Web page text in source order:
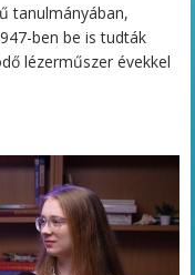
tanulmányában,
ben be is tudták
lézerműszer évekkel